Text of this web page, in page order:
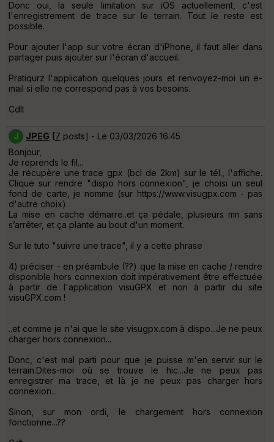
Donc oui, la seule limitation sur iOS actuellement, c'est
l'enregistrement de trace sur le terrain. Tout le reste est
possible.
Pour ajouter l'app sur votre écran d'iPhone, il faut aller dans
partager puis ajouter sur l'écran d'accueil.
Pratiqurz l'application quelques jours et renvoyez-moi un e-
mail si elle ne correspond pas à vos besoins.
Cdlt
J JPEG [7 posts] - Le 03/03/2026 16:45
Bonjour,
Je reprends le fil...
Je récupère une trace gpx (bcl de 2km) sur le tél., l'affiche.
Clique sur rendre "dispo hors connexion", je choisi un seul
fond de carte, je nomme (sur https://www.visugpx.com - pas
d'autre choix).
La mise en cache démarre..et ça pédale, plusieurs mn sans
s’arrêter, et ça plante au bout d'un moment.
Sur le tuto "suivre une trace", il y a cette phrase
4) préciser - en préambule (??) que la mise en cache / rendre
disponible hors connexion doit impérativement être effectuée
à partir de l'application visuGPX et non à partir du site
visuGPX.com !
..et comme je n'ai que le site visugpx.com à dispo...Je ne peux
charger hors connexion...
Donc, c'est mal parti pour que je puisse m'en servir sur le
terrain.Dites-moi où se trouve le hic...Je ne peux pas
enregistrer ma trace, et là je ne peux pas charger hors
connexion..
Sinon, sur mon ordi, le chargement hors connexion
fonctionne...??